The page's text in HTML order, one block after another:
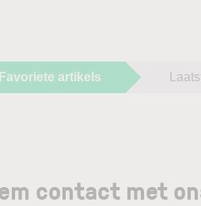
Favoriete artikels
contact met